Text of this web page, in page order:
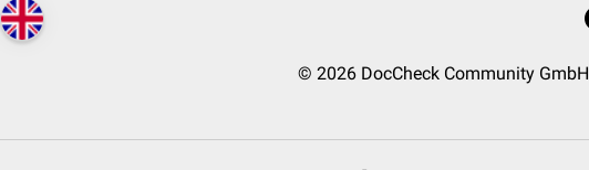
© 2026 DocCheck Community GmbH